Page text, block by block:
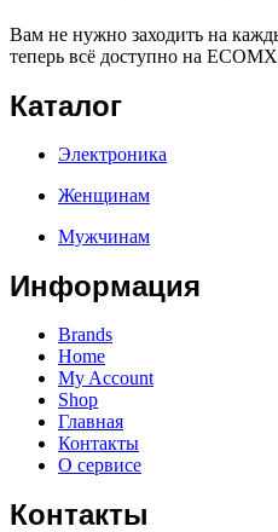
Вам не нужно заходить на
теперь всё доступно на ECOMX
Каталог
Электроника
Женщинам
Мужчинам
Информация
Brands
Home
My Account
Shop
Главная
Контакты
О сервисе
Контакты